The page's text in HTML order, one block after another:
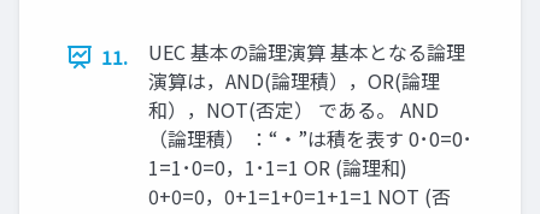
11.
UEC 基本の論理演算 基本となる論理
演算は，AND(論理積），OR(論理
和），NOT(否定） である。 AND
（論理積） ：“・”は積を表す 0･0=0･
1=1･0=0，1･1=1 OR (論理和)
0+0=0，0+1=1+0=1+1=1 NOT (否